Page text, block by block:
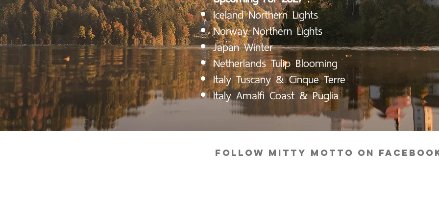
Iceland Northern Lights
Norway Northern Lights
Japan Winter
Netherlands Tulip Blooming
Italy Tuscany & Cinque Terre
Italy Amalfi Coast & Puglia
FOLLOW MITTY MOTTO ON